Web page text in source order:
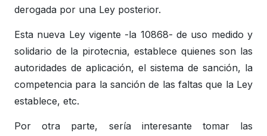
derogada por una Ley posterior.
Esta nueva Ley vigente -la 10868- de uso medido y
solidario de la pirotecnia, establece quienes son las
autoridades de aplicación, el sistema de sanción, la
competencia para la sanción de las faltas que la Ley
establece, etc.
Por otra parte, sería interesante tomar las